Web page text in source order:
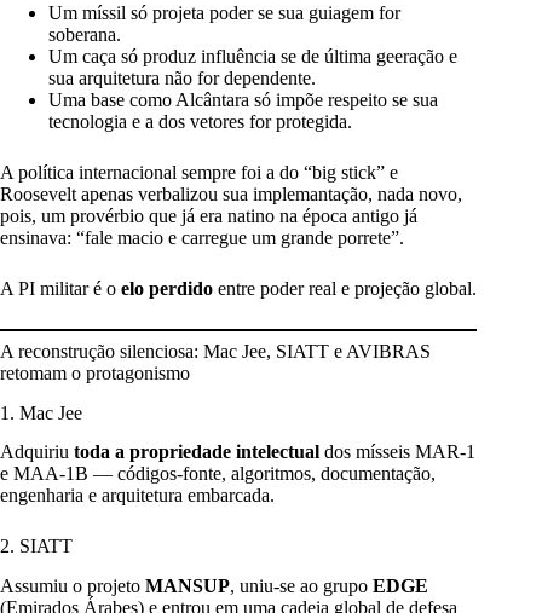
Um míssil só projeta poder se sua guiagem for
soberana.
Um caça só produz influência se de última geeração e
sua arquitetura não for dependente.
Uma base como Alcântara só impõe respeito se sua
tecnologia e a dos vetores for protegida.
A política internacional sempre foi a do “big stick” e
Roosevelt apenas verbalizou sua implemantação, nada novo,
pois, um provérbio que já era natino na época antigo já
ensinava: “fale macio e carregue um grande porrete”.
A PI militar é o elo perdido entre poder real e projeção global.
A reconstrução silenciosa: Mac Jee, SIATT e AVIBRAS
retomam o protagonismo
1. Mac Jee
Adquiriu toda a propriedade intelectual dos mísseis MAR-1
e MAA-1B — códigos-fonte, algoritmos, documentação,
engenharia e arquitetura embarcada.
2. SIATT
Assumiu o projeto MANSUP, uniu-se ao grupo EDGE
(Emirados Árabes) e entrou em uma cadeia global de defesa